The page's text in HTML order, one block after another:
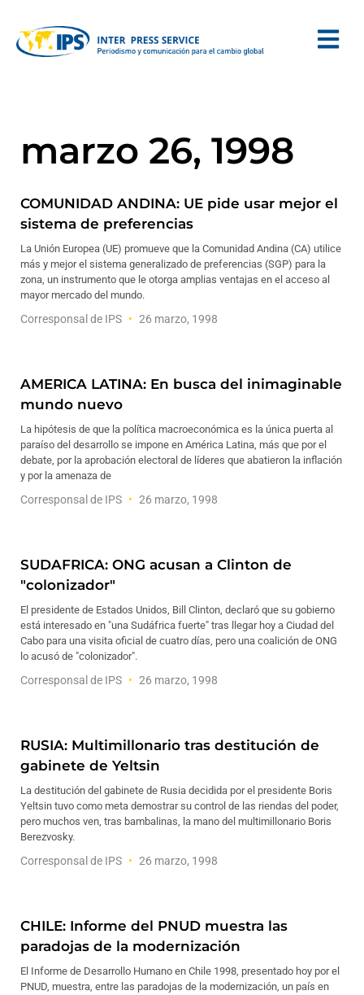
marzo 26, 1998
COMUNIDAD ANDINA: UE pide usar mejor el
sistema de preferencias
La Unión Europea (UE) promueve que la Comunidad Andina (CA) utilice
más y mejor el sistema generalizado de preferencias (SGP) para la
zona, un instrumento que le otorga amplias ventajas en el acceso al
mayor mercado del mundo.
Corresponsal de IPS 26 marzo, 1998
AMERICA LATINA: En busca del inimaginable
mundo nuevo
La hipótesis de que la política macroeconómica es la única puerta al
paraíso del desarrollo se impone en América Latina, más que por el
debate, por la aprobación electoral de líderes que abatieron la inflación
y por la amenaza de
Corresponsal de IPS 26 marzo, 1998
SUDAFRICA: ONG acusan a Clinton de
"colonizador"
El presidente de Estados Unidos, Bill Clinton, declaró que su gobierno
está interesado en "una Sudáfrica fuerte" tras llegar hoy a Ciudad del
Cabo para una visita oficial de cuatro días, pero una coalición de ONG
lo acusó de "colonizador".
Corresponsal de IPS 26 marzo, 1998
RUSIA: Multimillonario tras destitución de
gabinete de Yeltsin
La destitución del gabinete de Rusia decidida por el presidente Boris
Yeltsin tuvo como meta demostrar su control de las riendas del poder,
pero muchos ven, tras bambalinas, la mano del multimillonario Boris
Berezvosky.
Corresponsal de IPS 26 marzo, 1998
CHILE: Informe del PNUD muestra las
paradojas de la modernización
El Informe de Desarrollo Humano en Chile 1998, presentado hoy por el
PNUD, muestra, entre las paradojas de la modernización, un país en